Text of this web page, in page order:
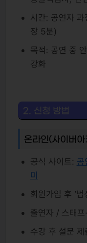
시간: 공연자 과
장 5분)
목적: 공연 중
강화
2. 신청 방법
온라인(사이버
공식 사이트: 공
미
회원가입 후 ‘
출연자 / 스태프
수강 후 설문